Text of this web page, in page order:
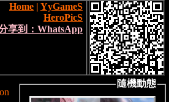
Home | YyGameS
HeroPicS
享到：WhatsApp
隨機動態